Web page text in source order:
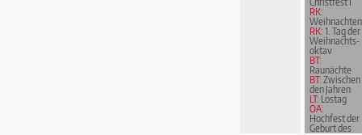
RK:
Weihnachten
RK: 1. Tag der
Weih­nachts­
ok­tav
BT:
Raunächte
BT: Zwischen
den Jahren
LT: Lostag
OA:
Hochfest der
Geburt des